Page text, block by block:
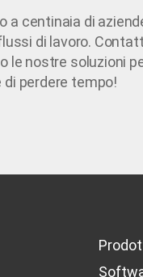
a centinaia di
di lavoro.
le nostre soluzioni
perdere tempo!